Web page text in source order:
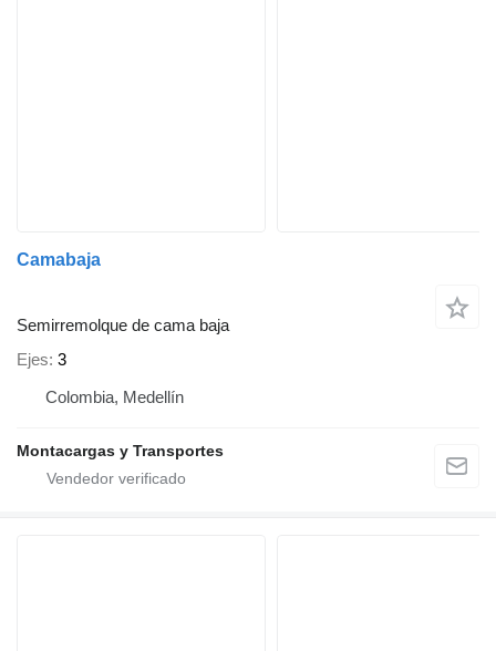
Camabaja
Semirremolque de cama baja
Ejes 3
Colombia, Medellín
Montacargas y Transportes